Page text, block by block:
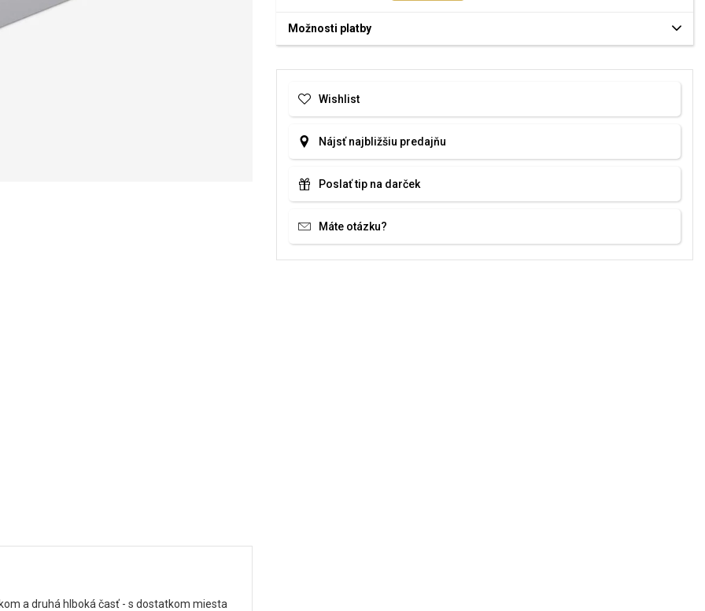
a druhá hlboká časť - s dostatkom miesta
Možnosti platby
Wishlist
Nájsť najbližšiu predajňu
Poslať tip na darček
Máte otázku?